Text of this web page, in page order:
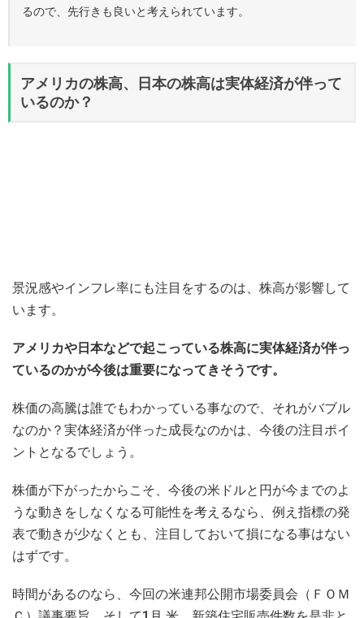
るので、先行きも良いと考えられています。
アメリカの株高、日本の株高は実体経済が伴って
いるのか？
景況感やインフレ率にも注目をするのは、株高が影響して
います。
アメリカや日本などで起こっている株高に実体経済が伴っ
ているのかが今後は重要になってきそうです。
株価の高騰は誰でもわかっている事なので、それがバブル
なのか？実体経済が伴った成長なのかは、今後の注目ポイ
ントとなるでしょう。
株価が下がったからこそ、今後の米ドルと円が今までのよ
うな動きをしなくなる可能性を考えるなら、例え指標の発
表で動きが少なくとも、注目しておいて損になる事はない
はずです。
時間があるのなら、今回の米連邦公開市場委員会（ＦＯＭ